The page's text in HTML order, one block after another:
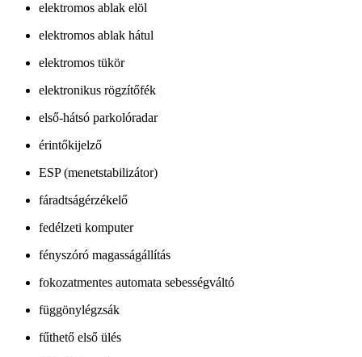
elektromos ablak elöl
elektromos ablak hátul
elektromos tükör
elektronikus rögzítőfék
első-hátsó parkolóradar
érintőkijelző
ESP (menetstabilizátor)
fáradtságérzékelő
fedélzeti komputer
fényszóró magasságállítás
fokozatmentes automata sebességváltó
függönylégzsák
fűthető első ülés